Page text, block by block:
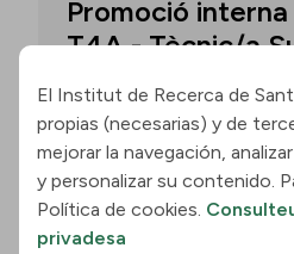
Promoció interna
T4A - Tècnic/a
Convocatòria per a
Superior Júnior al
les Demències -
Dementia Research
d’agost de 2026, 15.00 h.
El Institut de Recerca de
propias (necesarias) y de
mejorar la navegación,
y personalizar su contenido.
Política de cookies.
privadesa